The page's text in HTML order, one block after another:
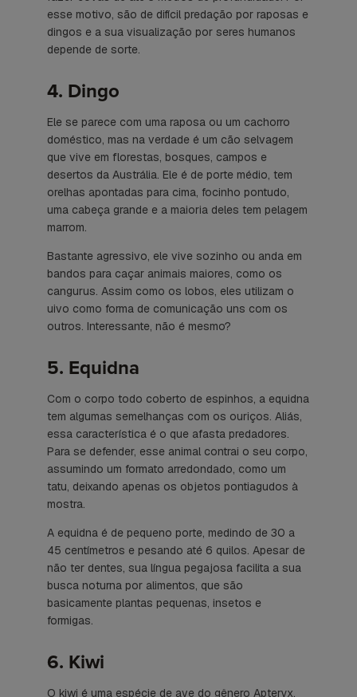
esse motivo, são de difícil predação por raposas e
dingos e a sua visualização por seres humanos
depende de sorte.
4. Dingo
Ele se parece com uma raposa ou um cachorro
doméstico, mas na verdade é um cão selvagem
que vive em florestas, bosques, campos e
desertos da Austrália. Ele é de porte médio, tem
orelhas apontadas para cima, focinho pontudo,
uma cabeça grande e a maioria deles tem pelagem
marrom.
Bastante agressivo, ele vive sozinho ou anda em
bandos para caçar animais maiores, como os
cangurus. Assim como os lobos, eles utilizam o
uivo como forma de comunicação uns com os
outros. Interessante, não é mesmo?
5. Equidna
Com o corpo todo coberto de espinhos, a equidna
tem algumas semelhanças com os ouriços. Aliás,
essa característica é o que afasta predadores.
Para se defender, esse animal contrai o seu corpo,
assumindo um formato arredondado, como um
tatu, deixando apenas os objetos pontiagudos à
mostra.
A equidna é de pequeno porte, medindo de 30 a
45 centímetros e pesando até 6 quilos. Apesar de
não ter dentes, sua língua pegajosa facilita a sua
busca noturna por alimentos, que são
basicamente plantas pequenas, insetos e
formigas.
6. Kiwi
O kiwi é uma espécie de ave do gênero Apteryx,